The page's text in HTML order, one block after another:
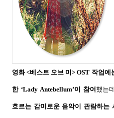
영화<베스트 오브 미> OST 작업에
한 ‘Lady Antebellum’이 참여 했는
흐르는 감미로운 음악이 관람하는